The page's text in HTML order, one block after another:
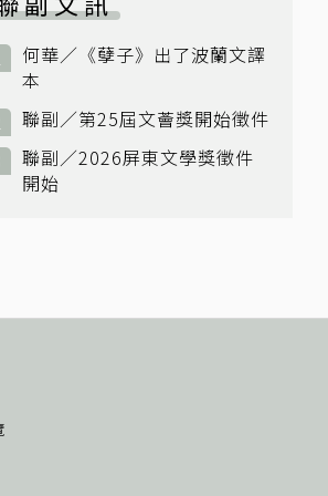
何華／《孽子》出了波蘭文譯
本
聯副／第25屆文薈獎開始徵件
聯副／2026屏東文學獎徵件
開始